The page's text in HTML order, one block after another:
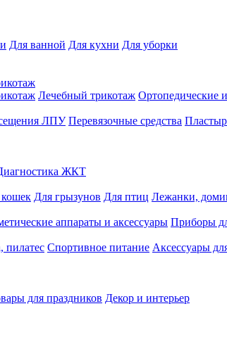
Для ванной Для кухни Для уборки
Лечебный трикотаж Ортопедические
ЛПУ Перевязочные средства
ЖКТ
Для грызунов Для птиц Лежанки,
аппараты и аксессуары Приборы
пилатес Спортивное питание Аксессуары
для праздников Декор и интерьер